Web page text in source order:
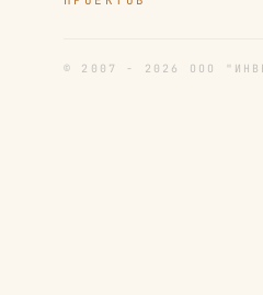
© 2007 - 2026 ООО